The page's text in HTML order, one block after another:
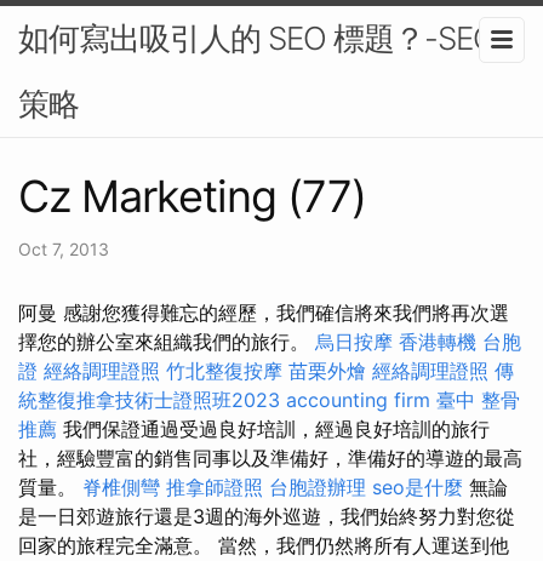
如何寫出吸引人的 SEO 標題？-SEO
策略
Cz Marketing (77)
Oct 7, 2013
阿曼 感謝您獲得難忘的經歷，我們確信將來我們將再次選
擇您的辦公室來組織我們的旅行。 烏日按摩 香港轉機 台胞
證 經絡調理證照 竹北整復按摩 苗栗外燴 經絡調理證照 傳
統整復推拿技術士證照班2023 accounting firm 臺中 整骨
推薦 我們保證通過受過良好培訓，經過良好培訓的旅行
社，經驗豐富的銷售同事以及準備好，準備好的導遊的最高
質量。 脊椎側彎 推拿師證照 台胞證辦理 seo是什麼 無論
是一日郊遊旅行還是3週的海外巡遊，我們始終努力對您從
回家的旅程完全滿意。 當然，我們仍然將所有人運送到他